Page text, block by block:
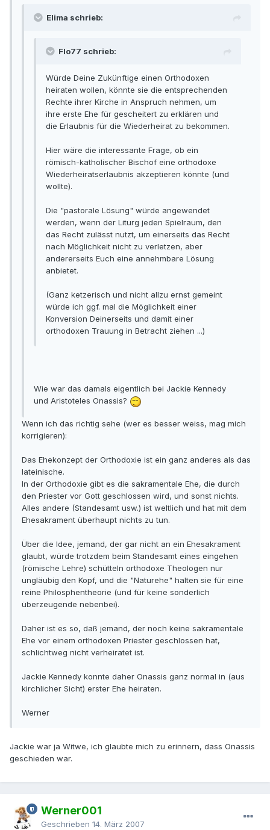
Elima schrieb:
Flo77 schrieb:
Würde Deine Zukünftige einen Orthodoxen
heiraten wollen, könnte sie die entsprechenden
Rechte ihrer Kirche in Anspruch nehmen, um
ihre erste Ehe für gescheitert zu erklären und
die Erlaubnis für die Wiederheirat zu bekommen.
Hier wäre die interessante Frage, ob ein
römisch-katholischer Bischof eine orthodoxe
Wiederheiratserlaubnis akzeptieren könnte (und
wollte).
Die "pastorale Lösung" würde angewendet
werden, wenn der Liturg jeden Spielraum, den
das Recht zulässt nutzt, um einerseits das Recht
nach Möglichkeit nicht zu verletzen, aber
andererseits Euch eine annehmbare Lösung
anbietet.
(Ganz ketzerisch und nicht allzu ernst gemeint
würde ich ggf. mal die Möglichkeit einer
Konversion Deinerseits und damit einer
orthodoxen Trauung in Betracht ziehen ...)
Wie war das damals eigentlich bei Jackie Kennedy
und Aristoteles Onassis?
Wenn ich das richtig sehe (wer es besser weiss, mag mich
korrigieren):
Das Ehekonzept der Orthodoxie ist ein ganz anderes als das
lateinische.
In der Orthodoxie gibt es die sakramentale Ehe, die durch
den Priester vor Gott geschlossen wird, und sonst nichts.
Alles andere (Standesamt usw.) ist weltlich und hat mit dem
Ehesakrament überhaupt nichts zu tun.
Über die Idee, jemand, der gar nicht an ein Ehesakrament
glaubt, würde trotzdem beim Standesamt eines eingehen
(römische Lehre) schütteln orthodoxe Theologen nur
ungläubig den Kopf, und die "Naturehe" halten sie für eine
reine Philosphentheorie (und für keine sonderlich
überzeugende nebenbei).
Daher ist es so, daß jemand, der noch keine sakramentale
Ehe vor einem orthodoxen Priester geschlossen hat,
schlichtweg nicht verheiratet ist.
Jackie Kennedy konnte daher Onassis ganz normal in (aus
kirchlicher Sicht) erster Ehe heiraten.
Werner
Jackie war ja Witwe, ich glaubte mich zu erinnern, dass Onassis
geschieden war.
Werner001
Geschrieben 14. März 2007